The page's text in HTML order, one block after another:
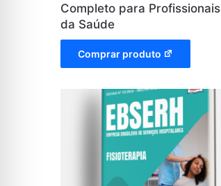
Completo para Profissionais
da Saúde
Comprar produto